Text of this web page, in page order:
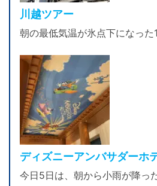
川越ツアー
朝の最低気温が氷点下になった
ディズニーアンバサダーホ
今日5日は、朝から小雨が降っ